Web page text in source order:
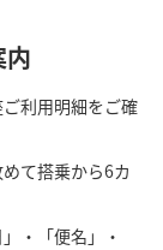
利用明細をご確
て搭乗から6カ
・「便名」・